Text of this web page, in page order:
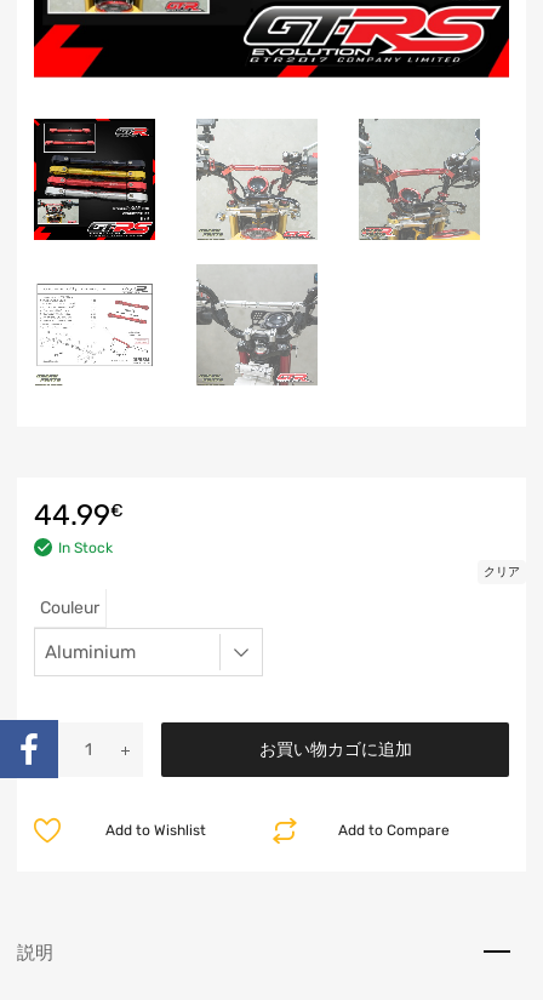
44.99€
In Stock
Couleur
クリア
お買い物カゴに追加
Add to Compare
Add to Wishlist
説明